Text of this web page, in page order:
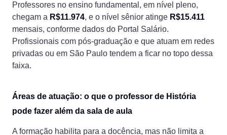
Professores no ensino fundamental, em nível pleno,
chegam a R$11.974, e o nível sênior atinge R$15.411
mensais, conforme dados do Portal Salário.
Profissionais com pós-graduação e que atuam em redes
privadas ou em São Paulo tendem a ficar no topo dessa
faixa.
Áreas de atuação: o que o professor de História
pode fazer além da sala de aula
A formação habilita para a docência, mas não limita a